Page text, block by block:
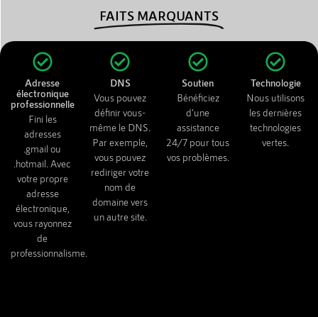
Adresse
électronique
professionnelle
Fini les
adresses
.gmail ou
.hotmail. Avec
votre propre
adresse
électronique,
vous rayonnez
de
professionnalisme.
DNS
Vous pouvez
définir vous-
même le DNS.
Par exemple,
vous pouvez
rediriger votre
nom de
domaine vers
un autre site.
Soutien
Bénéficiez
d'une
assistance
24/7 pour tous
vos problèmes.
Technologie
Nous utilisons
les dernières
technologies
vertes.
FAITS MARQUANTS